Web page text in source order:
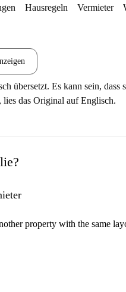
Hausregeln Vermieter
übersetzt. Es kann sein,
lies das Original auf Englisch.
property with the same